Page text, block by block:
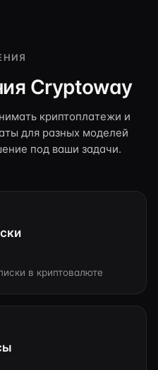
Cryptoway
криптоплатежи и
для разных моделей
под ваши задачи.
в криптовалюте